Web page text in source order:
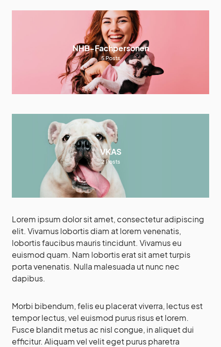
NHB-Fachpersonen
5Posts
VKAS
2Posts
Lorem ipsum dolor sit amet, consectetur adipiscing
elit. Vivamus lobortis diam at lorem venenatis,
lobortis faucibus mauris tincidunt. Vivamus eu
euismod quam. Nam lobortis erat sit amet turpis
porta venenatis. Nulla malesuada ut nunc nec
dapibus.
Morbi bibendum, felis eu placerat viverra, lectus est
tempor lectus, vel euismod purus risus et lorem.
Fusce blandit metus ac nisl congue, in aliquet dui
efficitur. Aliquam vel velit eget purus pharetra